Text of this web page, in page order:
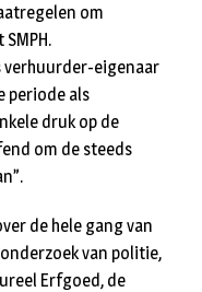
om
verhuurder-eigenaar
periode als
druk op de
om de steeds
de hele gang van
van politie,
Erfgoed, de